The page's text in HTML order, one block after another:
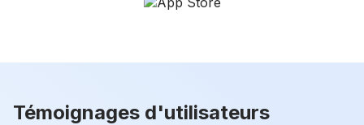
Témoignages d'utilisateurs